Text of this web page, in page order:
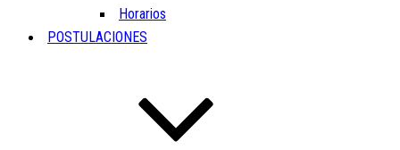
Horarios
POSTULACIONES